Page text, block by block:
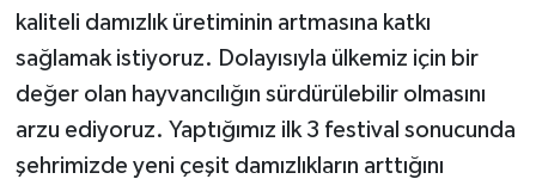
kaliteli damızlık üretiminin artmasına katkı
sağlamak istiyoruz. Dolayısıyla ülkemiz için bir
değer olan hayvancılığın sürdürülebilir olmasını
arzu ediyoruz. Yaptığımız ilk 3 festival sonucunda
şehrimizde yeni çeşit damızlıkların arttığını